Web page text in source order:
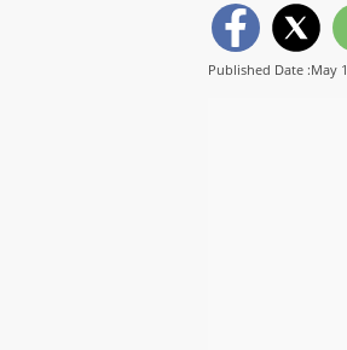
Published Date :May